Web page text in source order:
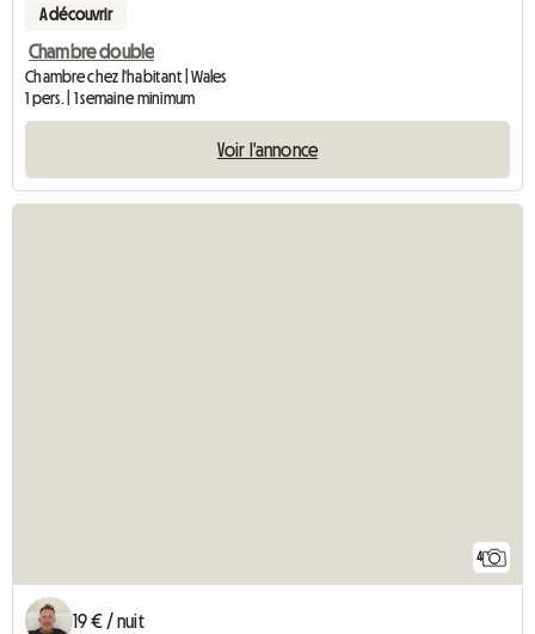
A découvrir
Chambre double
Chambre chez l'habitant | Wales
1 pers. | 1 semaine minimum
Voir l'annonce
4
19 € / nuit